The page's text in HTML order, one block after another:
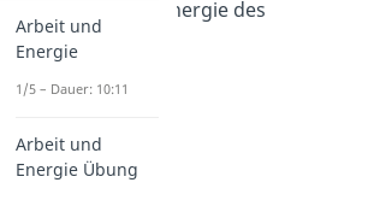
Chemische Energie des
Benzins.
Arbeit und
Energie
1/5 – Dauer: 10:11
Arbeit und
Energie Übung